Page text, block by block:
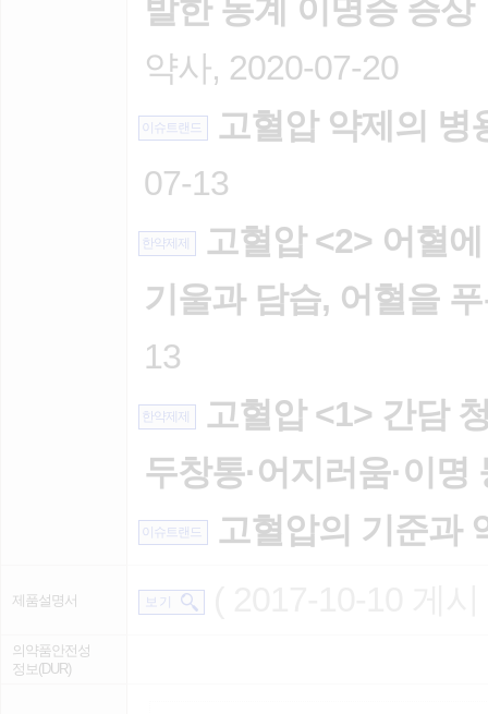
발한 동계 이명증 증
약사, 2020-07-20
이슈트랜드
고혈압 약제의 병
07-13
한약제제
고혈압 <2> 어혈
기울과 담습, 어혈을
13
한약제제
고혈압 <1> 간담
두창통·어지러움·이명
이슈트랜드 고혈압의 기준과
제품설명서 보 기
의약품안전성
정보(DUR)